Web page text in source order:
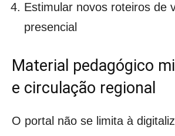
Estimular novos roteiros de
presencial
Material pedagógico
e circulação regional
O portal não se limita à